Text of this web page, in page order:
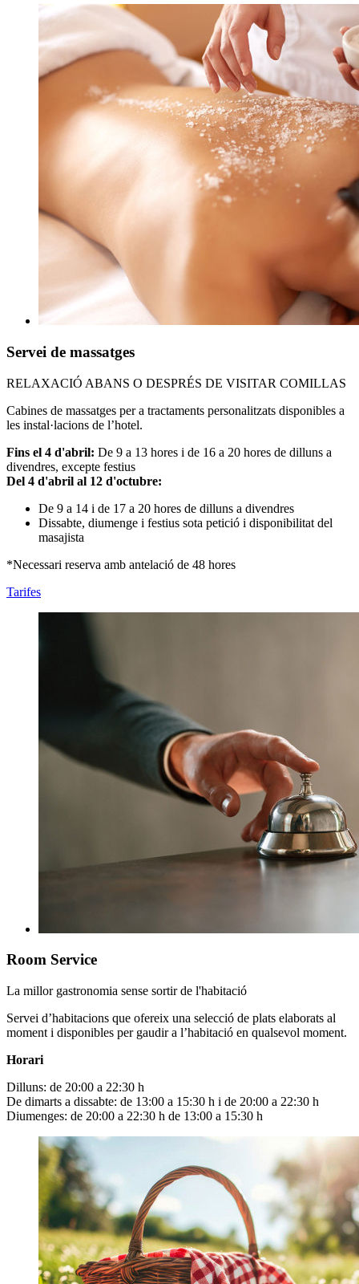
Servei de massatges
RELAXACIÓ ABANS O DESPRÉS DE VISITAR COMILLAS
Cabines de massatges per a tractaments personalitzats disponibles a
les instal·lacions de l’hotel.
Fins el 4 d'abril: De 9 a 13 hores i de 16 a 20 hores de dilluns a
divendres, excepte festius
Del 4 d'abril al 12 d'octubre:
De 9 a 14 i de 17 a 20 hores de dilluns a divendres
Dissabte, diumenge i festius sota petició i disponibilitat del
masajista
*Necessari reserva amb antelació de 48 hores
Tarifes
Room Service
La millor gastronomia sense sortir de l'habitació
Servei d’habitacions que ofereix una selecció de plats elaborats al
moment i disponibles per gaudir a l’habitació en qualsevol moment.
Horari
Dilluns: de 20:00 a 22:30 h
De dimarts a dissabte: de 13:00 a 15:30 h i de 20:00 a 22:30 h
Diumenges: de 20:00 a 22:30 h de 13:00 a 15:30 h